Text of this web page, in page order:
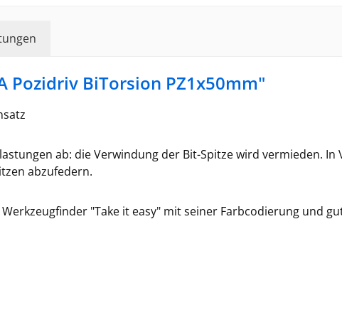
BiTorsion PZ1x50mm"
ab: die Verwindung der Bit-Spitze wird vermieden.
abzufedern.
"Take it easy" mit seiner Farbcodierung und